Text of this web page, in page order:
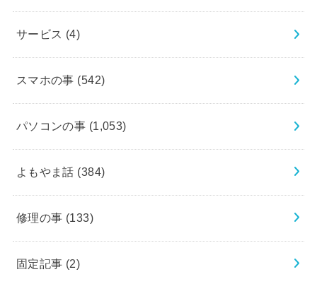
サービス (4)
スマホの事 (542)
パソコンの事 (1,053)
よもやま話 (384)
修理の事 (133)
固定記事 (2)